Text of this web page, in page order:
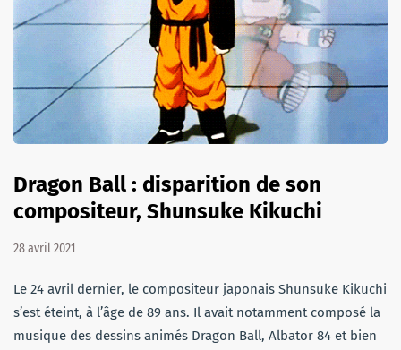
Dragon Ball : disparition de son
compositeur, Shunsuke Kikuchi
28 avril 2021
Le 24 avril dernier, le compositeur japonais Shunsuke Kikuchi
s’est éteint, à l’âge de 89 ans. Il avait notamment composé la
musique des dessins animés Dragon Ball, Albator 84 et bien